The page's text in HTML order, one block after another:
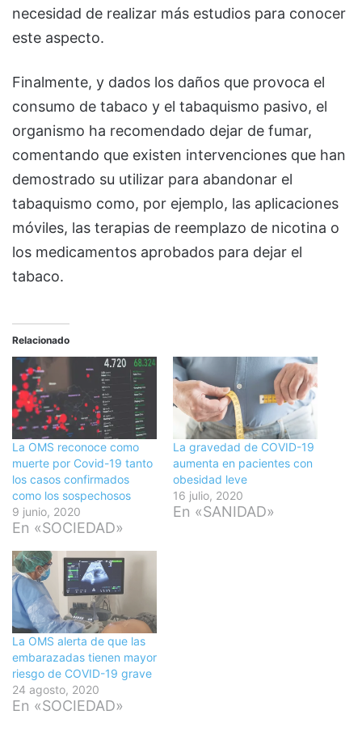
necesidad de realizar más estudios para conocer
este aspecto.
Finalmente, y dados los daños que provoca el
consumo de tabaco y el tabaquismo pasivo, el
organismo ha recomendado dejar de fumar,
comentando que existen intervenciones que han
demostrado su utilizar para abandonar el
tabaquismo como, por ejemplo, las aplicaciones
móviles, las terapias de reemplazo de nicotina o
los medicamentos aprobados para dejar el
tabaco.
Relacionado
La OMS reconoce como
muerte por Covid-19 tanto
los casos confirmados
como los sospechosos
9 junio, 2020
En «SOCIEDAD»
La gravedad de COVID-19
aumenta en pacientes con
obesidad leve
16 julio, 2020
En «SANIDAD»
La OMS alerta de que las
embarazadas tienen mayor
riesgo de COVID-19 grave
24 agosto, 2020
En «SOCIEDAD»